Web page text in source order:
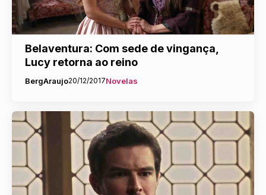
Belaventura: Com sede de vingança,
Lucy retorna ao reino
BergAraujo20/12/2017Novelas